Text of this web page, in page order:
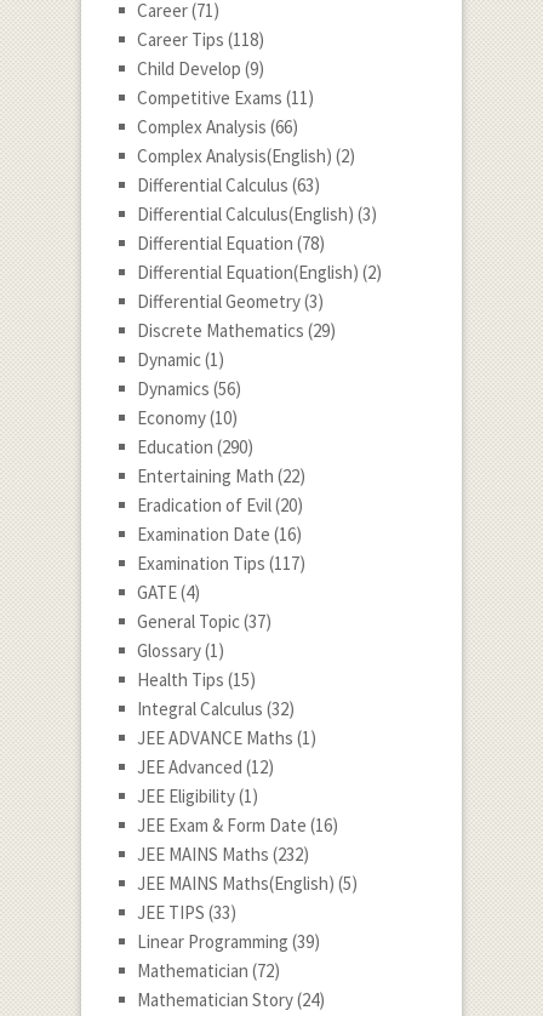
Career(71)
Career Tips (118)
Child Develop (9)
Competitive Exams (11)
Complex Analysis (66)
Complex Analysis(English) (2)
Differential Calculus (63)
Differential Calculus(English) (3)
Differential Equation (78)
Differential Equation(English) (2)
Differential Geometry(3)
Discrete Mathematics (29)
Dynamic(1)
Dynamics (56)
Economy(10)
Education (290)
Entertaining Math (22)
Eradication of Evil(20)
Examination Date (16)
Examination Tips (117)
GATE(4)
General Topic(37)
Glossary(1)
Health Tips (15)
Integral Calculus (32)
JEE ADVANCE Maths (1)
JEE Advanced (12)
JEE Eligibility(1)
JEE Exam & Form Date (16)
JEE MAINS Maths (232)
JEE MAINS Maths(English) (5)
JEE TIPS (33)
Linear Programming (39)
Mathematician (72)
Mathematician Story(24)